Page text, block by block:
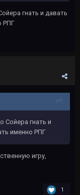
гнать и давать
РПГ
Сойера гнать и
именно РПГ
игру,
1